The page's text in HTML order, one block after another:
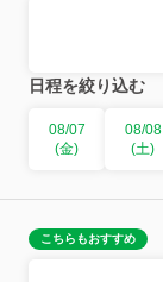
日程を絞り込む
08/07
(金)
08/08
(土)
こちらもおすすめ